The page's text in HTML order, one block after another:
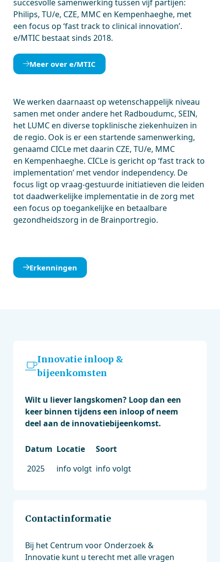
succesvolle samenwerking tussen vijf partijen:
Philips, TU/e, CZE, MMC en Kempenhaeghe, met
een focus op ‘fast track to clinical innovation’.
e/MTIC bestaat sinds 2018.
Meer over e/MTIC
We werken daarnaast op wetenschappelijk niveau
samen met onder andere het Radboudumc, SEIN,
het LUMC en diverse topklinische ziekenhuizen in
de regio. Ook is er een startende samenwerking,
genaamd CICLe met daarin CZE, TU/e, MMC
en Kempenhaeghe. CICLe is gericht op ‘fast track to
implementation’ met vendor independency. De
focus ligt op vraag-gestuurde initiatieven die leiden
tot daadwerkelijke implementatie in de zorg met
een focus op toegankelijke en betaalbare
gezondheidszorg in de Brainportregio.
Erkenningen
Innovatie inloop &
bijeenkomsten
Wilt u liever langskomen? Loop dan een
keer binnen tijdens een inloop of neem
deel aan de innovatiebijeenkomst.
Datum Locatie
Soort
2025
info volgt info volgt
Contactinformatie
Bij het Centrum voor Onderzoek &
Innovatie kunt u terecht met alle vragen